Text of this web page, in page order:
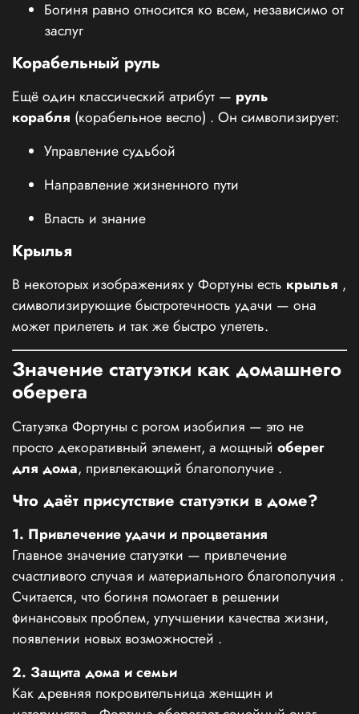
Богиня равно относится ко всем, независимо от
заслуг
Корабельный руль
Ещё один классический атрибут — руль
корабля (корабельное весло) . Он символизирует:
Управление судьбой
Направление жизненного пути
Власть и знание
Крылья
В некоторых изображениях у Фортуны есть крылья ,
символизирующие быстротечность удачи — она
может прилететь и так же быстро улететь.
Значение статуэтки как домашнего
оберега
Статуэтка Фортуны с рогом изобилия — это не
просто декоративный элемент, а мощный оберег
для дома, привлекающий благополучие .
Что даёт присутствие статуэтки в доме?
1. Привлечение удачи и процветания
Главное значение статуэтки — привлечение
счастливого случая и материального благополучия .
Считается, что богиня помогает в решении
финансовых проблем, улучшении качества жизни,
появлении новых возможностей .
2. Защита дома и семьи
Как древняя покровительница женщин и